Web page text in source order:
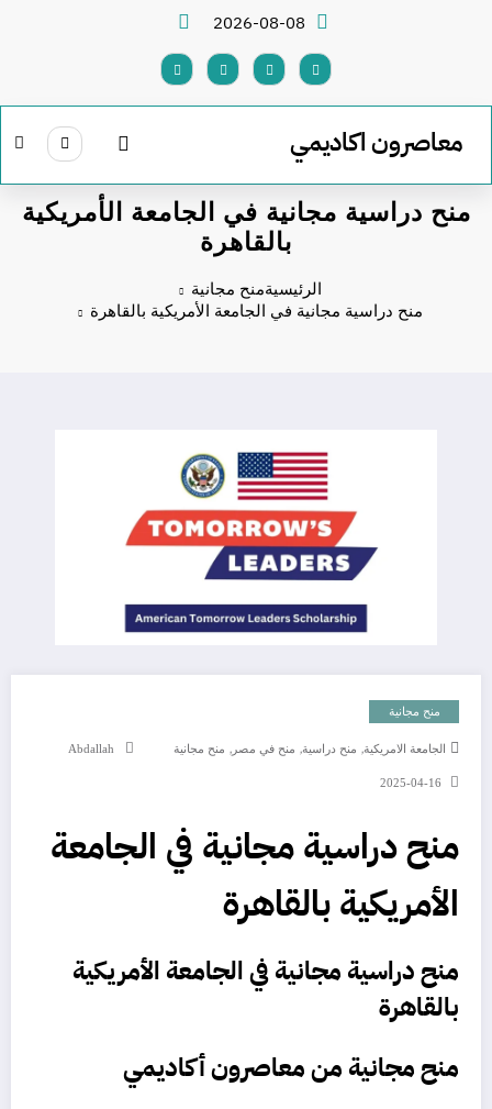
2026-08-08
معاصرون اكاديمي
منح دراسية مجانية في الجامعة الأمريكية
بالقاهرة
الرئيسيةمنح مجانية
منح دراسية مجانية في الجامعة الأمريكية بالقاهرة
منح مجانية
الجامعة الامريكية, منح دراسية, منح في مصر , منح مجانية Abdallah
2025-04-16
منح دراسية مجانية في الجامعة
الأمريكية بالقاهرة
منح دراسية مجانية في الجامعة الأمريكية
بالقاهرة
منح مجانية من معاصرون أكاديمي